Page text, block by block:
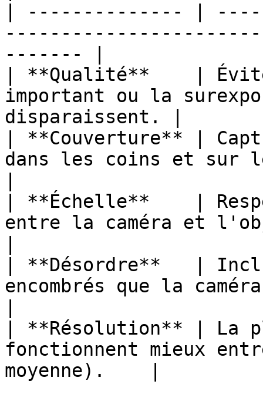
| -------------- |
------- |
| **Qualité**    |
important ou la
disparaissent. |
| **Couverture** |
dans les coins et sur
| **Échelle**    |
entre la caméra et
| **Désordre**   |
encombrés que la
| **Résolution** | La
fonctionnent mieux